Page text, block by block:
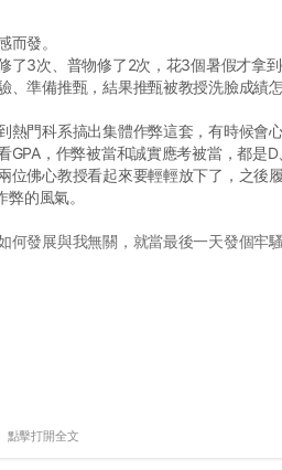
而發。
了3次、普物修了2次，花3個暑假才拿到
、準備推甄，結果推甄被教授洗臉成績
熱門科系搞出集體作弊這套，有時候會
GPA，作弊被當和誠實應考被當，都是D
位佛心教授看起來要輕輕放下了，之後
的風氣。
何發展與我無關，就當最後一天發個牢
點擊打開全文